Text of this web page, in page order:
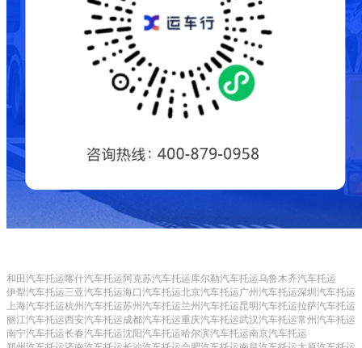
和田汽车托运喀什汽车托运 阿克苏汽车托运库尔勒汽车托运乌鲁木齐汽车托运
伊犁汽车托运三亚汽车托运海口汽车托运北京汽车托运广州汽车托运深圳汽车托运
上海汽车托运杭州汽车托运苏州汽车托运兰州汽车托运昆明汽车托运拉萨汽车托运
丽江汽车托运西安汽车托运成都汽车托运重庆汽车托运武汉汽车托运常州汽车托运
南宁汽车托运长春汽车托运沈阳汽车托运哈尔滨汽车托运南京汽车托运